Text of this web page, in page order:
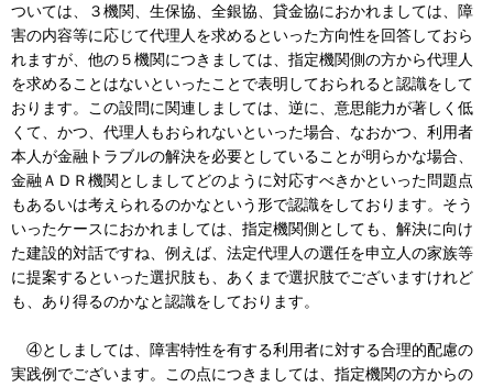
ついては、３機関、生保協、全銀協、貸金協におかれましては、障
害の内容等に応じて代理人を求めるといった方向性を回答しておら
れますが、他の５機関につきましては、指定機関側の方から代理人
を求めることはないといったことで表明しておられると認識をして
おります。この設問に関連しましては、逆に、意思能力が著しく低
くて、かつ、代理人もおられないといった場合、なおかつ、利用者
本人が金融トラブルの解決を必要としていることが明らかな場合、
金融ＡＤＲ機関としましてどのように対応すべきかといった問題点
もあるいは考えられるのかなという形で認識をしております。そう
いったケースにおかれましては、指定機関側としても、解決に向け
た建設的対話ですね、例えば、法定代理人の選任を申立人の家族等
に提案するといった選択肢も、あくまで選択肢でございますけれど
も、あり得るのかなと認識をしております。
④としましては、障害特性を有する利用者に対する合理的配慮の
実践例でございます。この点につきましては、指定機関の方からの